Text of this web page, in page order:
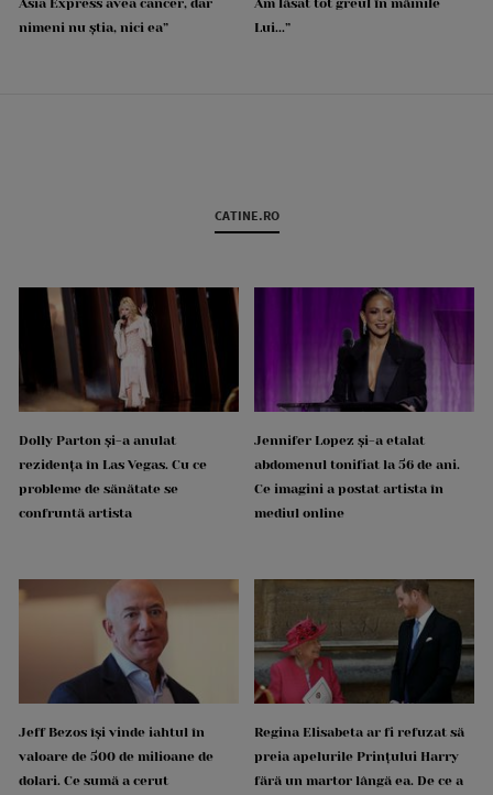
nimeni nu știa, nici ea”
Lui...”
CATINE.RO
Dolly Parton și-a anulat
rezidența în Las Vegas. Cu ce
probleme de sănătate se
confruntă artista
Jennifer Lopez și-a etalat
abdomenul tonifiat la 56 de ani.
Ce imagini a postat artista în
mediul online
Jeff Bezos își vinde iahtul în
valoare de 500 de milioane de
dolari. Ce sumă a cerut
Regina Elisabeta ar fi refuzat să
preia apelurile Prințului Harry
fără un martor lângă ea. De ce a